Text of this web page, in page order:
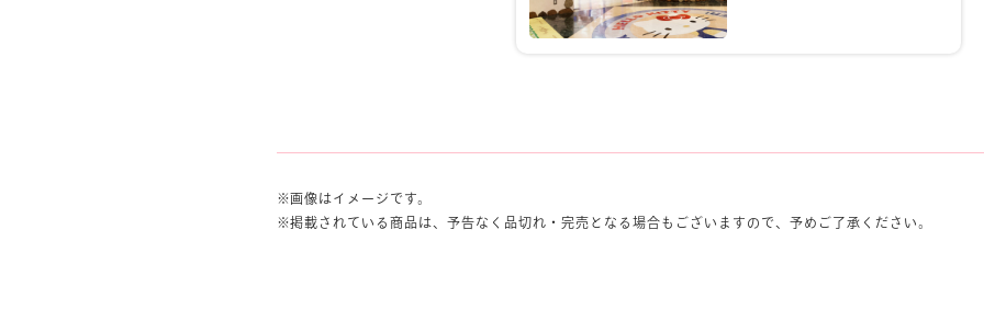
画像はイメージです。
掲載されている商品は、予告なく品切れ・完売となる場合もございますので、予めご了承ください。